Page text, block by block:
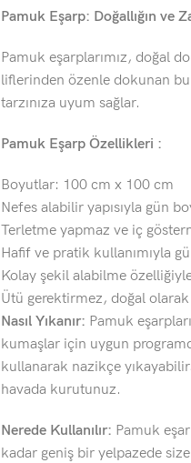
Pamuk Eşarp: Doğallığın ve
Pamuk eşarplarımız, doğal
liflerinden özenle dokunan
tarzınıza uyum sağlar.
Pamuk Eşarp Özellikleri :
Boyutlar: 100 cm x 100 cm
Nefes alabilir yapısıyla gün
Terletme yapmaz ve iç
Hafif ve pratik kullanımıyla
Kolay şekil alabilme
Ütü gerektirmez, doğal
Nasıl Yıkanır: Pamuk
kumaşlar için uygun
kullanarak nazikçe
havada kurutunuz.
Nerede Kullanılır: Pamuk
kadar geniş bir yelpazede